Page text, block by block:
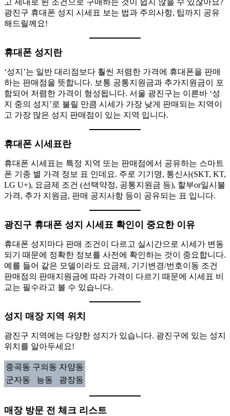
고 제대로 된 조건으로 구매하는 것이 쉽지 않을 수 있잖아요?
광진구 휴대폰 성지 시세표 보는 법과 주의사항, 팁까지 공유
해드릴께요!
휴대폰 성지란
‘성지’는 일반 대리점보다 훨씬 저렴한 가격에 휴대폰을 판매
하는 판매점을 뜻합니다. 보통 공통지원금과 추가지원금이 포
함되어 저렴한 가격이 형성됩니다. 서울 광진구는 이른바 ‘성
지 중의 성지’로 불릴 만큼 시세가 가장 낮게 판매되는 지역이
고 가장 많은 성지 판매점이 있는 지역 입니다.
휴대폰 시세표란
휴대폰 시세표는 특정 지역 또는 판매점에서 공유하는 스마트
폰 기종 별 가격 정보 표 인데요. 주로 기기명, 통신사(SKT, KT,
LG U+), 요금제 조건 (선택약정, 공통지원금 등), 할부or일시불
가격, 추가 지원금, 판매 공지사항 등이 공유되는 표 입니다.
광진구 휴대폰 성지 시세표 확인이 중요한 이유
휴대폰 성지마다 판매 조건이 다르고 실시간으로 시세가 변동
되기 때문에 정확한 정보를 사전에 확인하는 것이 중요합니다.
예를 들어 같은 모델이라도 요금제, 기기변경/번호이동 조건
판매점의 판매지원금에 따라 가격이 다르기 때문에 시세표 비
교는 필수라고 볼 수 있습니다.
성지 매장 지역 위치
광진구 지역에는 다양한 성지가 있습니다. 광진구에 있는 성지
위치를 알아두세요!
중곡동 구의동 자양동
군자동
능동 광장동
매장 방문 전 체크 리스트